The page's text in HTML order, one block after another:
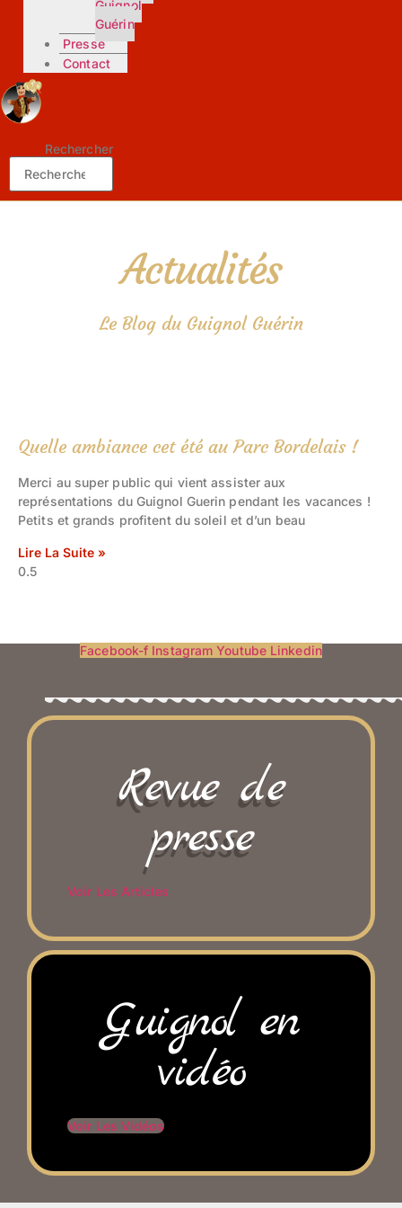
Guignol
Guérin
Presse
Contact
Rechercher
Actualités
Le Blog du Guignol Guérin
Quelle ambiance cet été au Parc Bordelais !
Merci au super public qui vient assister aux
représentations du Guignol Guerin pendant les vacances !
Petits et grands profitent du soleil et d’un beau
Lire La Suite »
Facebook-f Instagram Youtube Linkedin
Revue de
presse
Voir Les Articles
Guignol en
vidéo
Voir Les Vidéos